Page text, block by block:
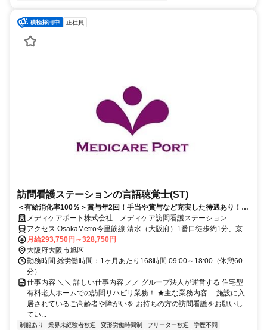
正社員
訪問看護ステーションの言語聴覚士(ST)
＜有給消化率100％＞賞与年2回！手当や賞与など充実した待遇あり！
TVCM放映中！
メディケアポート株式会社 メディケア訪問看護ステーション
アクセス OsakaMetro今里筋線 清水（大阪府）1番口徒歩約1分、京阪
本線 千林東改札口徒歩約8分、京阪本線 滝井東口徒歩約11分
月給293,750円～328,750円
大阪府大阪市旭区
勤務時間 総労働時間：1ヶ月あたり168時間 09:00～18:00（休憩60
分）
仕事内容 ＼＼ 詳しい仕事内容 ／／ グループ法人が運営する 住宅型
有料老人ホームでの訪問リハビリ業務！ ★主な業務内容… 施設に入
居されているご高齢者や障がいを お持ちの方の訪問看護をお願いし
てい...
制服あり 業界未経験者歓迎 変形労働時間制 フリーター歓迎
学歴不問